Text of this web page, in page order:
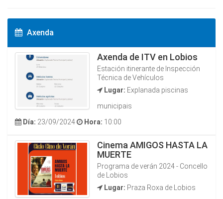
Axenda
Axenda de ITV en Lobios
Estación itinerante de Inspección
Técnica de Vehículos
Lugar: Explanada piscinas
municipais
Día: 23/09/2024 Hora: 10:00
Cinema AMIGOS HASTA LA
MUERTE
Programa de verán 2024 - Concello
de Lobios
Lugar: Praza Roxa de Lobios